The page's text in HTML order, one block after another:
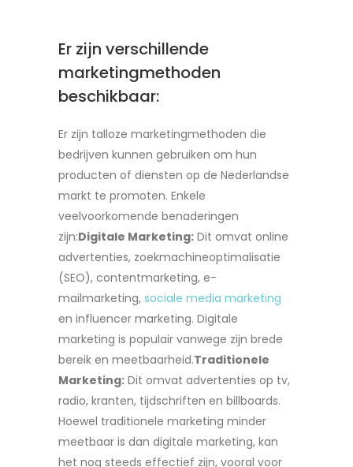
Er zijn verschillende
marketingmethoden
beschikbaar:
Er zijn talloze marketingmethoden die
bedrijven kunnen gebruiken om hun
producten of diensten op de Nederlandse
markt te promoten. Enkele
veelvoorkomende benaderingen
zijn:Digitale Marketing: Dit omvat online
advertenties, zoekmachineoptimalisatie
(SEO), contentmarketing, e-
mailmarketing, sociale media marketing
en influencer marketing. Digitale
marketing is populair vanwege zijn brede
bereik en meetbaarheid.Traditionele
Marketing: Dit omvat advertenties op tv,
radio, kranten, tijdschriften en billboards.
Hoewel traditionele marketing minder
meetbaar is dan digitale marketing, kan
het nog steeds effectief zijn, vooral voor